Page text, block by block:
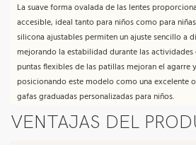
La suave forma ovalada de las lentes
accesible, ideal tanto para niños como para
silicona ajustables permiten un ajuste sencillo a
mejorando la estabilidad durante las actividades
puntas flexibles de las patillas mejoran el agarre
posicionando este modelo como una excelente
gafas graduadas personalizadas para niños.
VENTAJAS DEL